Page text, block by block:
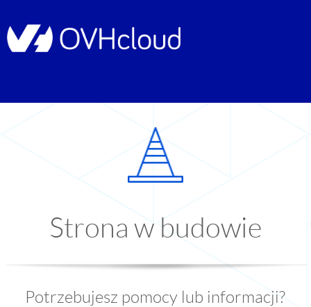
Strona w budowie
Potrzebujesz pomocy lub informacji?